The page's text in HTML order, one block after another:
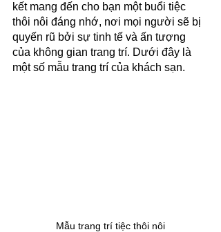
kết mang đến cho bạn một buổi tiệc
thôi nôi đáng nhớ, nơi mọi người sẽ bị
quyến rũ bởi sự tinh tế và ấn tượng
của không gian trang trí. Dưới đây là
một số mẫu trang trí của khách sạn.
Mẫu trang trí tiệc thôi nôi